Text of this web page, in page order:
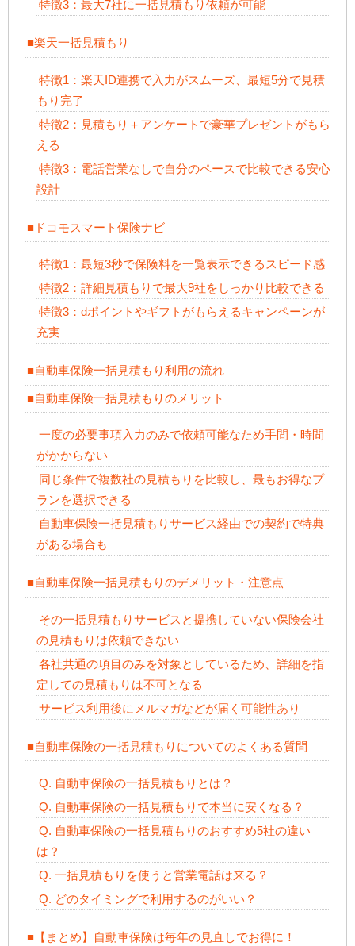
特徴3：最大7社に一括見積もり依頼が可能
■楽天一括見積もり
特徴1：楽天ID連携で入力がスムーズ、最短5分で見積
もり完了
特徴2：見積もり＋アンケートで豪華プレゼントがもら
える
特徴3：電話営業なしで自分のペースで比較できる安心
設計
■ドコモスマート保険ナビ
特徴1：最短3秒で保険料を一覧表示できるスピード感
特徴2：詳細見積もりで最大9社をしっかり比較できる
特徴3：dポイントやギフトがもらえるキャンペーンが
充実
■自動車保険一括見積もり利用の流れ
■自動車保険一括見積もりのメリット
一度の必要事項入力のみで依頼可能なため手間・時間
がかからない
同じ条件で複数社の見積もりを比較し、最もお得なプ
ランを選択できる
自動車保険一括見積もりサービス経由での契約で特典
がある場合も
■自動車保険一括見積もりのデメリット・注意点
その一括見積もりサービスと提携していない保険会社
の見積もりは依頼できない
各社共通の項目のみを対象としているため、詳細を指
定しての見積もりは不可となる
サービス利用後にメルマガなどが届く可能性あり
■自動車保険の一括見積もりについてのよくある質問
Q. 自動車保険の一括見積もりとは？
Q. 自動車保険の一括見積もりで本当に安くなる？
Q. 自動車保険の一括見積もりのおすすめ5社の違い
は？
Q. 一括見積もりを使うと営業電話は来る？
Q. どのタイミングで利用するのがいい？
■【まとめ】自動車保険は毎年の見直しでお得に！